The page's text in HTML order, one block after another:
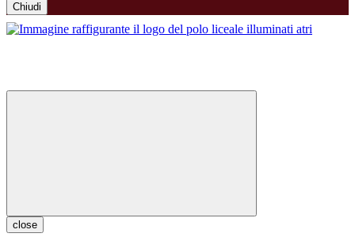
Chiudi
close